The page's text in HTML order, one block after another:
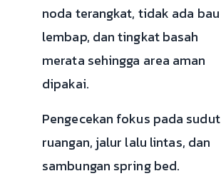
noda terangkat, tidak ada bau
lembap, dan tingkat basah
merata sehingga area aman
dipakai.
Pengecekan fokus pada sudut
ruangan, jalur lalu lintas, dan
sambungan spring bed.